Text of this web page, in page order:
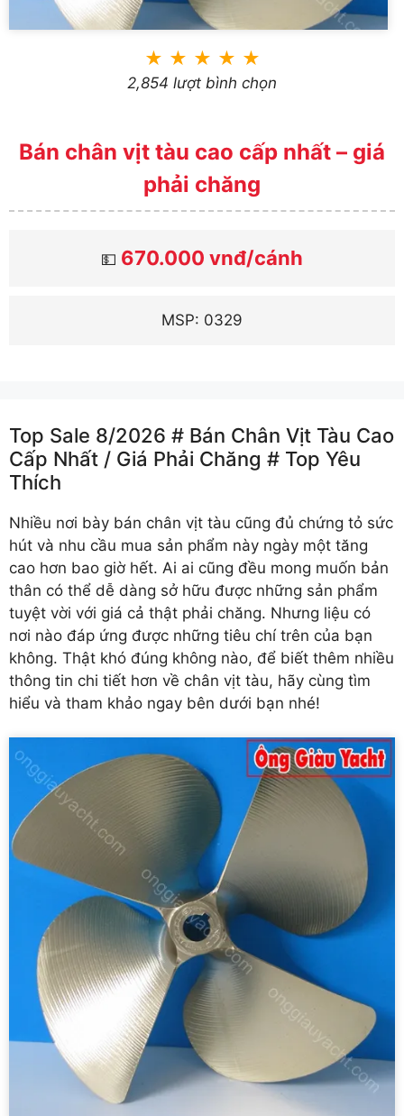
★ ★ ★ ★ ★
2,854 lượt bình chọn
Bán chân vịt tàu cao cấp nhất – giá
phải chăng
💵 670.000 vnđ/cánh
MSP: 0329
Top Sale 8/2026 # Bán Chân Vịt Tàu Cao
Cấp Nhất /️ Giá Phải Chăng # Top Yêu
Thích
Nhiều nơi bày bán chân vịt tàu cũng đủ chứng tỏ sức
hút và nhu cầu mua sản phẩm này ngày một tăng
cao hơn bao giờ hết. Ai ai cũng đều mong muốn bản
thân có thể dễ dàng sở hữu được những sản phẩm
tuyệt vời với giá cả thật phải chăng. Nhưng liệu có
nơi nào đáp ứng được những tiêu chí trên của bạn
không. Thật khó đúng không nào, để biết thêm nhiều
thông tin chi tiết hơn về chân vịt tàu, hãy cùng tìm
hiểu và tham khảo ngay bên dưới bạn nhé!